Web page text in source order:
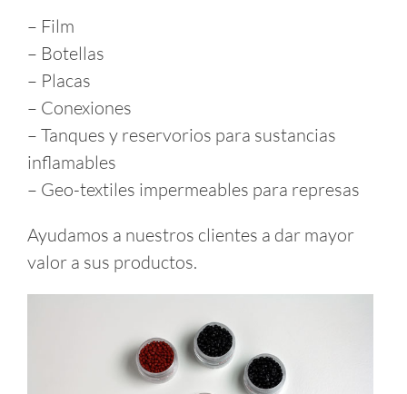
– Film
– Botellas
– Placas
– Conexiones
– Tanques y reservorios para sustancias
inflamables
– Geo-textiles impermeables para represas
Ayudamos a nuestros clientes a dar mayor
valor a sus productos.